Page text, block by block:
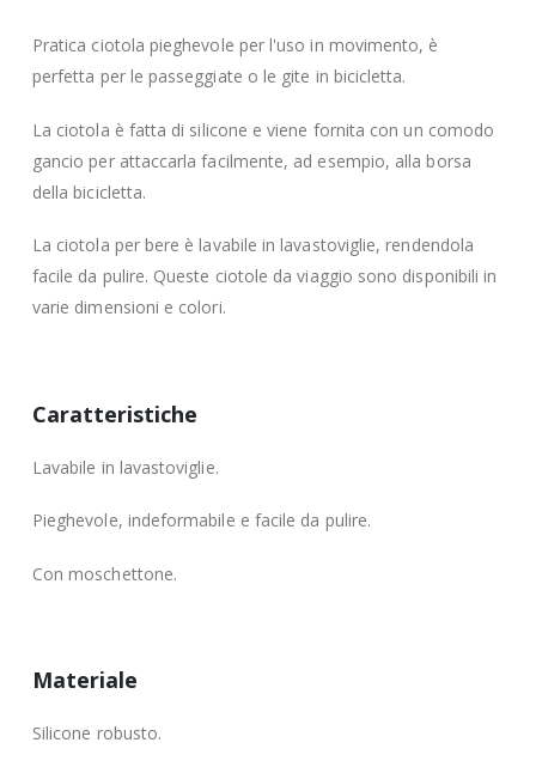
Pratica ciotola pieghevole per l'uso in movimento, è
perfetta per le passeggiate o le gite in bicicletta.
La ciotola è fatta di silicone e viene fornita con un comodo
gancio per attaccarla facilmente, ad esempio, alla borsa
della bicicletta.
La ciotola per bere è lavabile in lavastoviglie, rendendola
facile da pulire. Queste ciotole da viaggio sono disponibili in
varie dimensioni e colori.
Caratteristiche
Lavabile in lavastoviglie.
Pieghevole, indeformabile e facile da pulire.
Con moschettone.
Materiale
Silicone robusto.